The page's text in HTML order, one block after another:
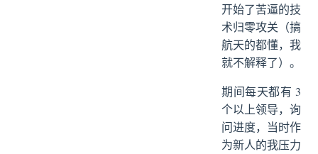
开始了苦逼的技
术归零攻关（搞
航天的都懂，我
就不解释了）。
期间每天都有 3
个以上领导，询
问进度，当时作
为新人的我压力